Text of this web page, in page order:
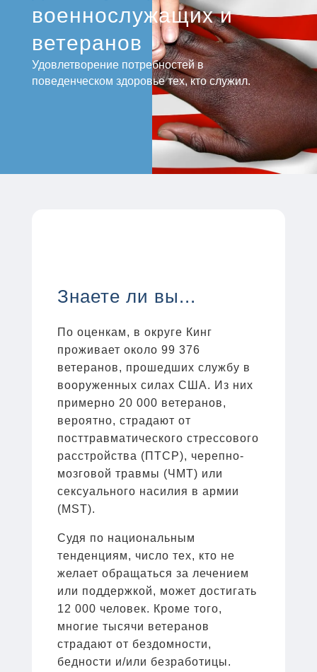
военнослужащих и
ветеранов
Удовлетворение потребностей в
поведенческом здоровье тех, кто служил.
Знаете ли вы...
По оценкам, в округе Кинг
проживает около 99 376
ветеранов, прошедших службу в
вооруженных силах США. Из них
примерно 20 000 ветеранов,
вероятно, страдают от
посттравматического стрессового
расстройства (ПТСР), черепно-
мозговой травмы (ЧМТ) или
сексуального насилия в армии
(MST).
Судя по национальным
тенденциям, число тех, кто не
желает обращаться за лечением
или поддержкой, может достигать
12 000 человек. Кроме того,
многие тысячи ветеранов
страдают от бездомности,
бедности и/или безработицы.